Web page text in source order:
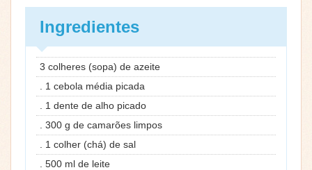
Ingredientes
3 colheres (sopa) de azeite
. 1 cebola média picada
. 1 dente de alho picado
. 300 g de camarões limpos
. 1 colher (chá) de sal
. 500 ml de leite